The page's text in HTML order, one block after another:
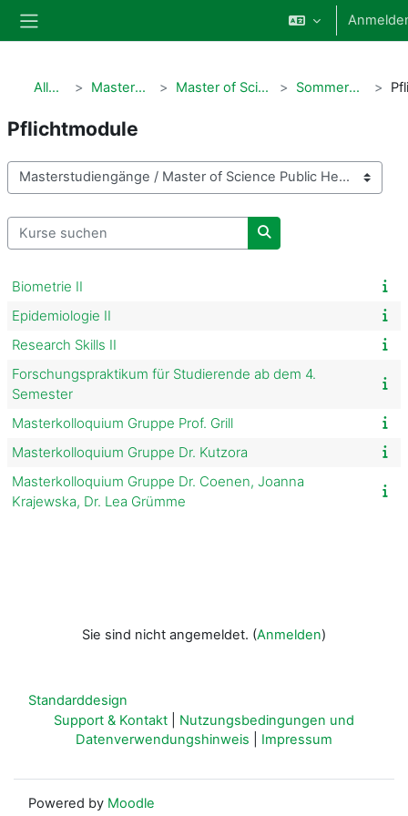
Website-Übersicht
Alle Kurse Masterstudiengänge Master of Science Public Health Sommersemester 2025
Pflichtmodule
Kursbereiche
Kurse suchen
Kurse suchen
Biometrie II
Epidemiologie II
Research Skills II
Forschungspraktikum für Studierende ab dem 4.
Semester
Masterkolloquium Gruppe Prof. Grill
Masterkolloquium Gruppe Dr. Kutzora
Masterkolloquium Gruppe Dr. Coenen, Joanna
Krajewska, Dr. Lea Grümme
Sie sind nicht angemeldet. (Anmelden)
Standarddesign
Support & Kontakt
Nutzungsbedingungen und
Datenverwendungshinweis
Impressum
Powered by Moodle